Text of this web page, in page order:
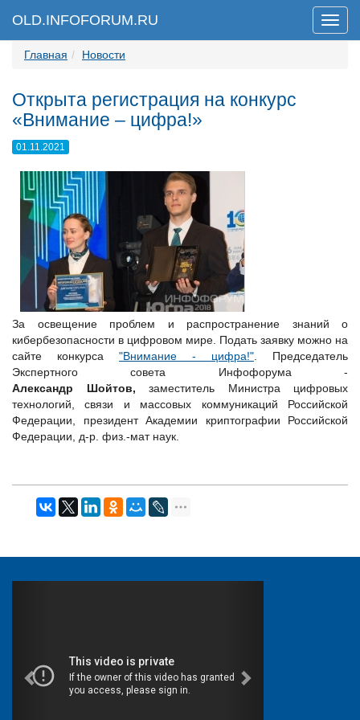
Меню
OLD.INFOFORUM.RU
Главная Новости
Открыта регистрация на конкурс
«Внимание – цифра!»
01.11.2021
За освещение проблем и распространение знаний о
кибербезопасности в цифровом мире. Подать заявку можно на
сайте конкурса "Внимание - цифра!" . Председатель
Экспертного совета Инфофорума -
Александр Шойтов, заместитель Министра цифровых
технологий, связи и массовых коммуникаций Российской
Федерации, президент Академии криптографии Российской
Федерации, д-р. физ.-мат наук.